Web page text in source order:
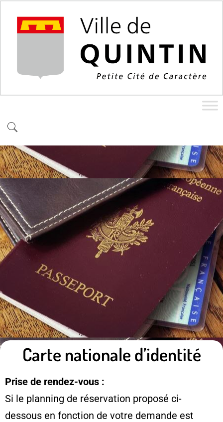
Carte nationale d’identité
Prise de rendez-vous :
Si le planning de réservation proposé ci-
dessous en fonction de votre demande est